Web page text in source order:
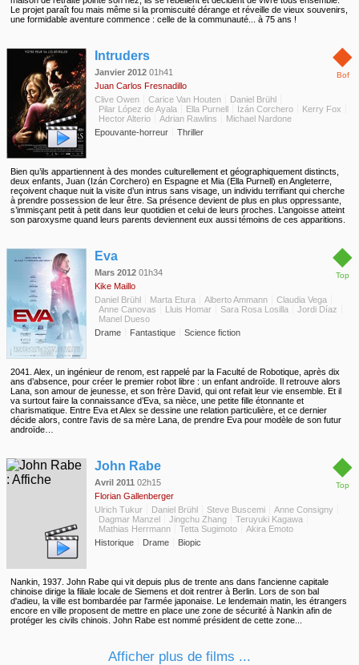
Le projet paraît fou mais même si la promiscuité dérange et réveille de vieux souvenirs,
une formidable aventure commence : celle de la communauté... à 75 ans !
◆
Bof
Intruders
Janvier 2012 01h41
Juan Carlos Fresnadillo
Clive Owen
Carice Van Houten
Daniel Brühl
Pilar López de Ayala
Ella Purnell Izán Corchero
Kerry Fox
Hector Alterio
Adrian Rawlins
Michael Nardone
Epouvante-horreur
Thriller
Bien qu’ils appartiennent à des mondes culturellement et géographiquement distincts,
deux enfants, Juan (Izán Corchero) en Espagne et Mia (Ella Purnell) en Angleterre,
reçoivent chaque nuit la visite d’un intrus sans visage, un individu terrifiant qui cherche
à prendre possession de leur être. Sa présence devient de plus en plus oppressante,
s’immisçant petit à petit dans leur quotidien et celui de leurs proches. L’angoisse atteint
son paroxysme quand leurs parents deviennent eux aussi témoins de ces apparitions.
◆
Top
Eva
Mars 2012 01h34
Kike Maillo
Daniel Brühl
Marta Etura Alberto Ammann
Claudia Vega
Anne Canovas
Lluis Homar Sara Rosa Losilla
Jordi Díaz
Manel Dueso
Drame
Fantastique Science fiction
2041. Alex, un ingénieur de renom, est rappelé par la Faculté de Robotique, après dix
ans d’absence, pour créer le premier robot libre : un enfant androïde. Il retrouve alors
Lana, son amour de jeunesse, et son frère David, qui ont refait leur vie ensemble. Et il
va surtout faire la connaissance d’Eva, sa nièce, une petite fille étonnante et
charismatique. Entre Eva et Alex se dessine une relation particulière, et ce dernier
décide alors, contre l'avis de sa mère Lana, de prendre Eva pour modèle de son futur
androïde…
◆
Top
John Rabe
Avril 2011 02h15
Florian Gallenberger
Ulrich Tukur
Daniel Brühl Steve Buscemi
Anne Consigny
Dagmar Manzel
Jingchu Zhang
Teruyuki Kagawa
Mathias Herrmann
Tetta Sugimoto
Akira Emoto
Historique
Drame Biopic
Nankin, 1937. John Rabe qui vit depuis plus de trente ans dans l'ancienne capitale
chinoise dirige la filiale locale de Siemens et doit rentrer à Berlin. Lors de son bal
d'adieu, la ville est bombardée par l'armée japonaise. Le lendemain matin, les étrangers
encore en ville proposent de mettre en place une zone de sécurité à Nankin afin de
protéger les civils chinois. John Rabe est nommé président de cette zone...
Afficher plus de films ...